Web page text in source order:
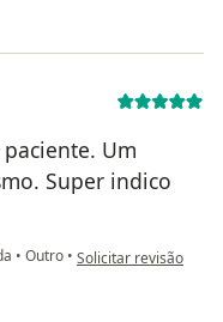
Um
Super indico
• Outro • na opinião do
Solicitar revisão